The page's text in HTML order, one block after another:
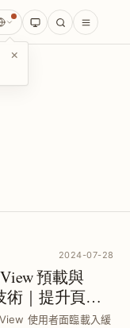
×
2024-07-28
預載與
術｜提升頁面
源管理全解析
使用者面臨載入緩